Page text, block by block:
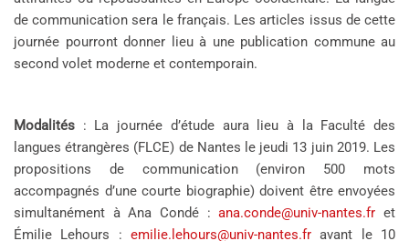
de communication sera le français. Les articles issus de cette
journée pourront donner lieu à une publication commune au
second volet moderne et contemporain.
Modalités : La journée d’étude aura lieu à la Faculté des
langues étrangères (FLCE) de Nantes le jeudi 13 juin 2019. Les
propositions de communication (environ 500 mots
accompagnés d’une courte biographie) doivent être envoyées
simultanément à Ana Condé :ana.conde@univ-nantes.fr et
Émilie Lehours : emilie.lehours@univ-nantes.fr avant le 10